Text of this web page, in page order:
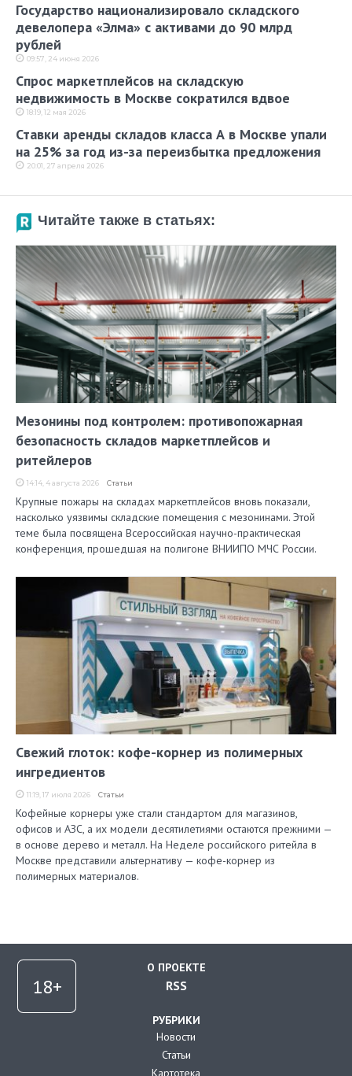
Государство национализировало складского
девелопера «Элма» с активами до 90 млрд
рублей
09:57, 24 июня 2026
Спрос маркетплейсов на складскую
недвижимость в Москве сократился вдвое
18:19, 12 мая 2026
Ставки аренды складов класса А в Москве упали
на 25% за год из-за переизбытка предложения
20:01, 27 апреля 2026
Читайте также в статьях:
Мезонины под контролем: противопожарная
безопасность складов маркетплейсов и
ритейлеров
14:14, 4 августа 2026 Статьи
Крупные пожары на складах маркетплейсов вновь показали,
насколько уязвимы складские помещения с мезонинами. Этой
теме была посвящена Всероссийская научно-практическая
конференция, прошедшая на полигоне ВНИИПО МЧС России.
Свежий глоток: кофе-корнер из полимерных
ингредиентов
11:19, 17 июля 2026 Статьи
Кофейные корнеры уже стали стандартом для магазинов,
офисов и АЗС, а их модели десятилетиями остаются прежними —
в основе дерево и металл. На Неделе российского ритейла в
Москве представили альтернативу — кофе-корнер из
полимерных материалов.
О ПРОЕКТЕ
RSS
РУБРИКИ
Новости
Статьи
Картотека